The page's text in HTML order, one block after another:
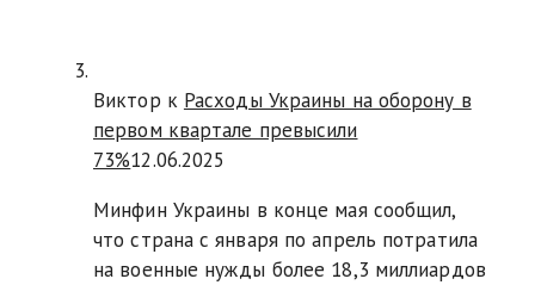
Виктор к Расходы Украины на оборону в
первом квартале превысили
73%12.06.2025
Минфин Украины в конце мая сообщил,
что страна с января по апрель потратила
на военные нужды более 18,3 миллиардов